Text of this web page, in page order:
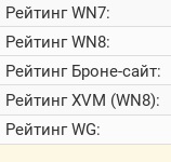
Теlegram
ВК
Портал
Мира
РейтингWN7:
РейтингWN8:
РейтингБроне-сайт:
РейтингXVM (WN8):
РейтингWG: